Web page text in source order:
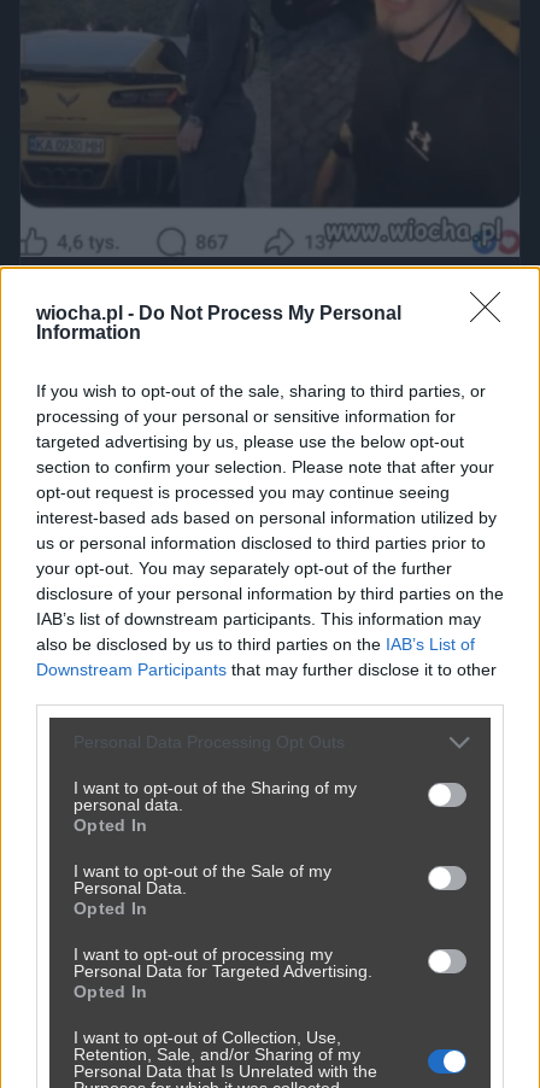
wiocha.pl - Do Not Process My Personal
Information
If you wish to opt-out of the sale, sharing to third parties, or
processing of your personal or sensitive information for
targeted advertising by us, please use the below opt-out
section to confirm your selection. Please note that after your
opt-out request is processed you may continue seeing
interest-based ads based on personal information utilized by
us or personal information disclosed to third parties prior to
your opt-out. You may separately opt-out of the further
disclosure of your personal information by third parties on the
IAB’s list of downstream participants. This information may
also be disclosed by us to third parties on the IAB’s List of
Downstream Participants that may further disclose it to other
Personal Data Processing Opt Outs
I want to opt-out of the Sharing of my
personal data.
Opted In
I want to opt-out of the Sale of my
Personal Data.
Opted In
I want to opt-out of processing my
Personal Data for Targeted Advertising.
Opted In
I want to opt-out of Collection, Use,
Retention, Sale, and/or Sharing of my
Personal Data that Is Unrelated with the
2450 9 Inne
Jak to nazwać złodziejstwo? Oszustwo? Malwersacja? A Ty
Ktoś kupił tanie działki i narzeka na hałas
2400 3